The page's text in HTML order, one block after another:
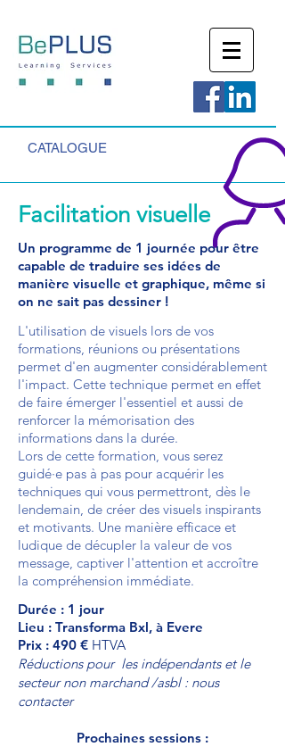
CATALOGUE
Facilitation visuelle
Un programme de 1 journée pour être
capable de traduire ses idées de
manière visuelle et graphique, même si
on ne sait pas dessiner !
L'utilisation de visuels lors de vos
formations, réunions ou présentations
permet d'en augmenter considérablement
l'impact. Cette technique permet en effet
de faire émerger l'essentiel et aussi de
renforcer la mémorisation des
informations dans la durée.
Lors de cette formation, vous serez
guidé·e pas à pas pour acquérir les
techniques qui vous permettront, dès le
lendemain, de créer des visuels inspirants
et motivants. Une manière efficace et
ludique de décupler la valeur de vos
message, captiver l'attention et accroître
la compréhension immédiate.
Durée : 1 jour
Lieu : Transforma Bxl, à Evere
Prix : 490 € HTVA
Réductions pour les indépendants et le
secteur non marchand /asbl : nous
contacter
Prochaines sessions :